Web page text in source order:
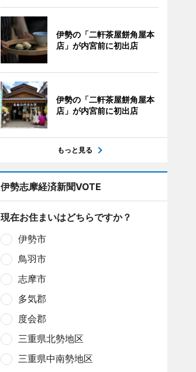
伊勢の「二軒茶屋餅角屋本
店」が内宮前に初出店
伊勢の「二軒茶屋餅角屋本
店」が内宮前に初出店
もっと見る
伊勢志摩経済新聞VOTE
現在お住まいはどちらですか？
伊勢市
鳥羽市
志摩市
多気郡
度会郡
三重県北勢地区
三重県中南勢地区